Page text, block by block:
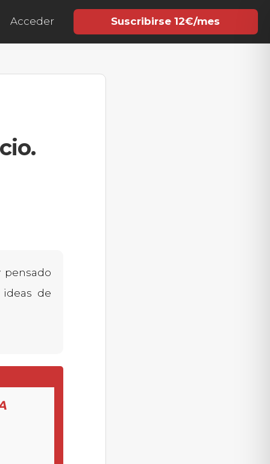
Acceder Suscribirse 12€/mes
pensado
de